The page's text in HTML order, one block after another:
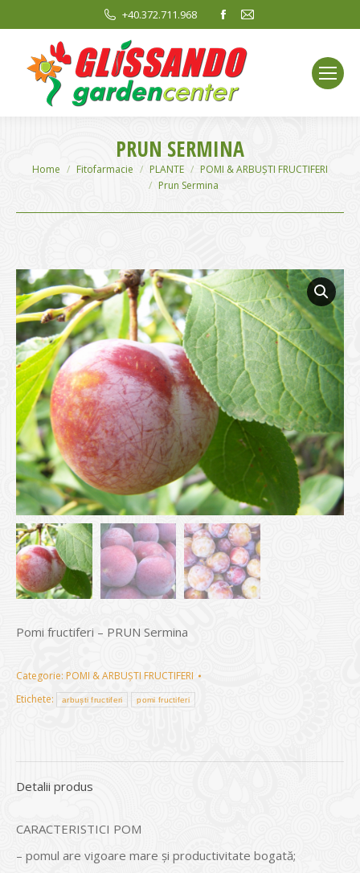
+40.372.711.968
Facebook
opens
in
new
window
Mail
window
PRUN SERMINA
You are here:
Home Fitofarmacie PLANTE
POMI & ARBUȘTI FRUCTIFERI
Prun Sermina
Pomi fructiferi – PRUN Sermina
Categorie: POMI & ARBUȘTI FRUCTIFERI
Etichete:
arbuști fructiferi pomi fructiferi
Detalii produs
CARACTERISTICI POM
– pomul are vigoare mare şi productivitate bogată;